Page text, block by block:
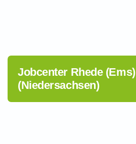
Jobcenter Rhede (Ems)
(Niedersachsen)